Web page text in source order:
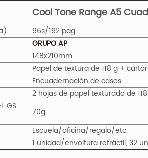
Cool Tone Range A5
96s/192 pag
GRUPO AP
148x210mm
Papel de textura de 118 g +
Encuadernación de casos
2 hojas de papel texturado de
GS
70g
Escuela/oficina/regalo/etc.
1 unidad/envoltura retráctil, 32